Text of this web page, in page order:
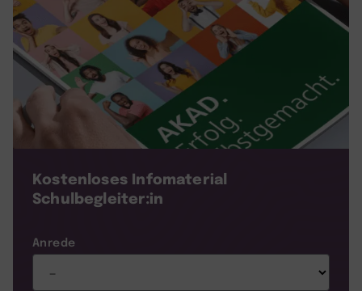
Kostenloses Infomaterial
Schulbegleiter:in
Anrede